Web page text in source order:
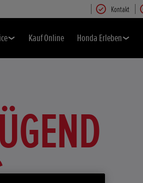
Kontakt
Kauf Online Honda Erleben